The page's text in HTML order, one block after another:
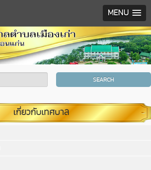
MENU
SEARCH
เกี่ยวกับเทศบาล